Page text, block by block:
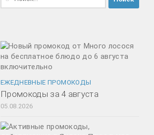
ЕЖЕДНЕВНЫЕ ПРОМОКОДЫ
Промокоды за 4 августа
05.08.2026